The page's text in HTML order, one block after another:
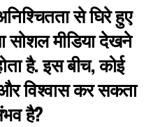
से घिरे हुए
सोशल मीडिया देखने
है. इस बीच, कोई
विश्वास कर सकता
है?